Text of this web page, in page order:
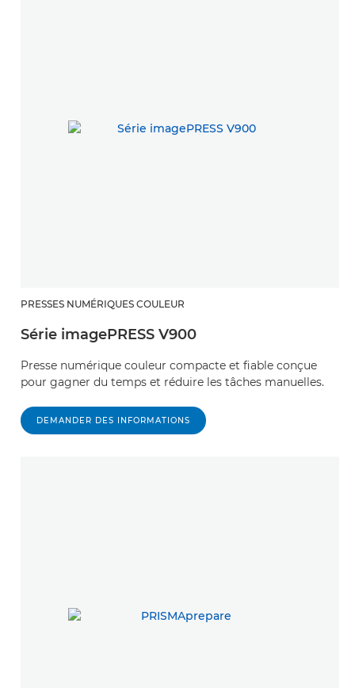
PRESSES NUMÉRIQUES COULEUR
Série imagePRESS V900
Presse numérique couleur compacte et fiable conçue
pour gagner du temps et réduire les tâches manuelles.
DEMANDER DES INFORMATIONS